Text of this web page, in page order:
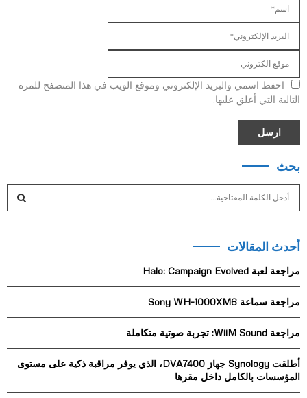
احفظ اسمي والبريد الإلكتروني وموقع الويب في هذا المتصفح للمرة
التالية التي أعلق عليها.
بحث
c
f
r
:
H
أحدث المقالات
مراجعة لعبة Halo: Campaign Evolved
مراجعة سماعة Sony WH-1000XM6
مراجعة WiiM Sound: تجربة صوتية متكاملة
أطلقت Synology جهاز DVA7400، الذي يوفر مراقبة ذكية على مستوى
المؤسسات بالكامل داخل مقرها